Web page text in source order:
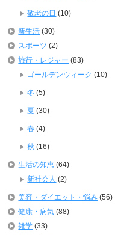
敬老の日 (10)
新生活 (30)
スポーツ (2)
旅行・レジャー (83)
ゴールデンウィーク (10)
冬 (5)
夏 (30)
春 (4)
秋 (16)
生活の知恵 (64)
新社会人 (2)
美容・ダイエット・悩み (56)
健康・病気 (88)
雑学 (33)